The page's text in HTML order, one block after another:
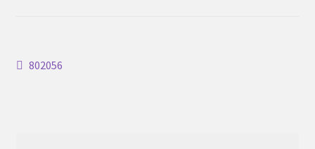
Inläggsnavigering
Föregående
802056